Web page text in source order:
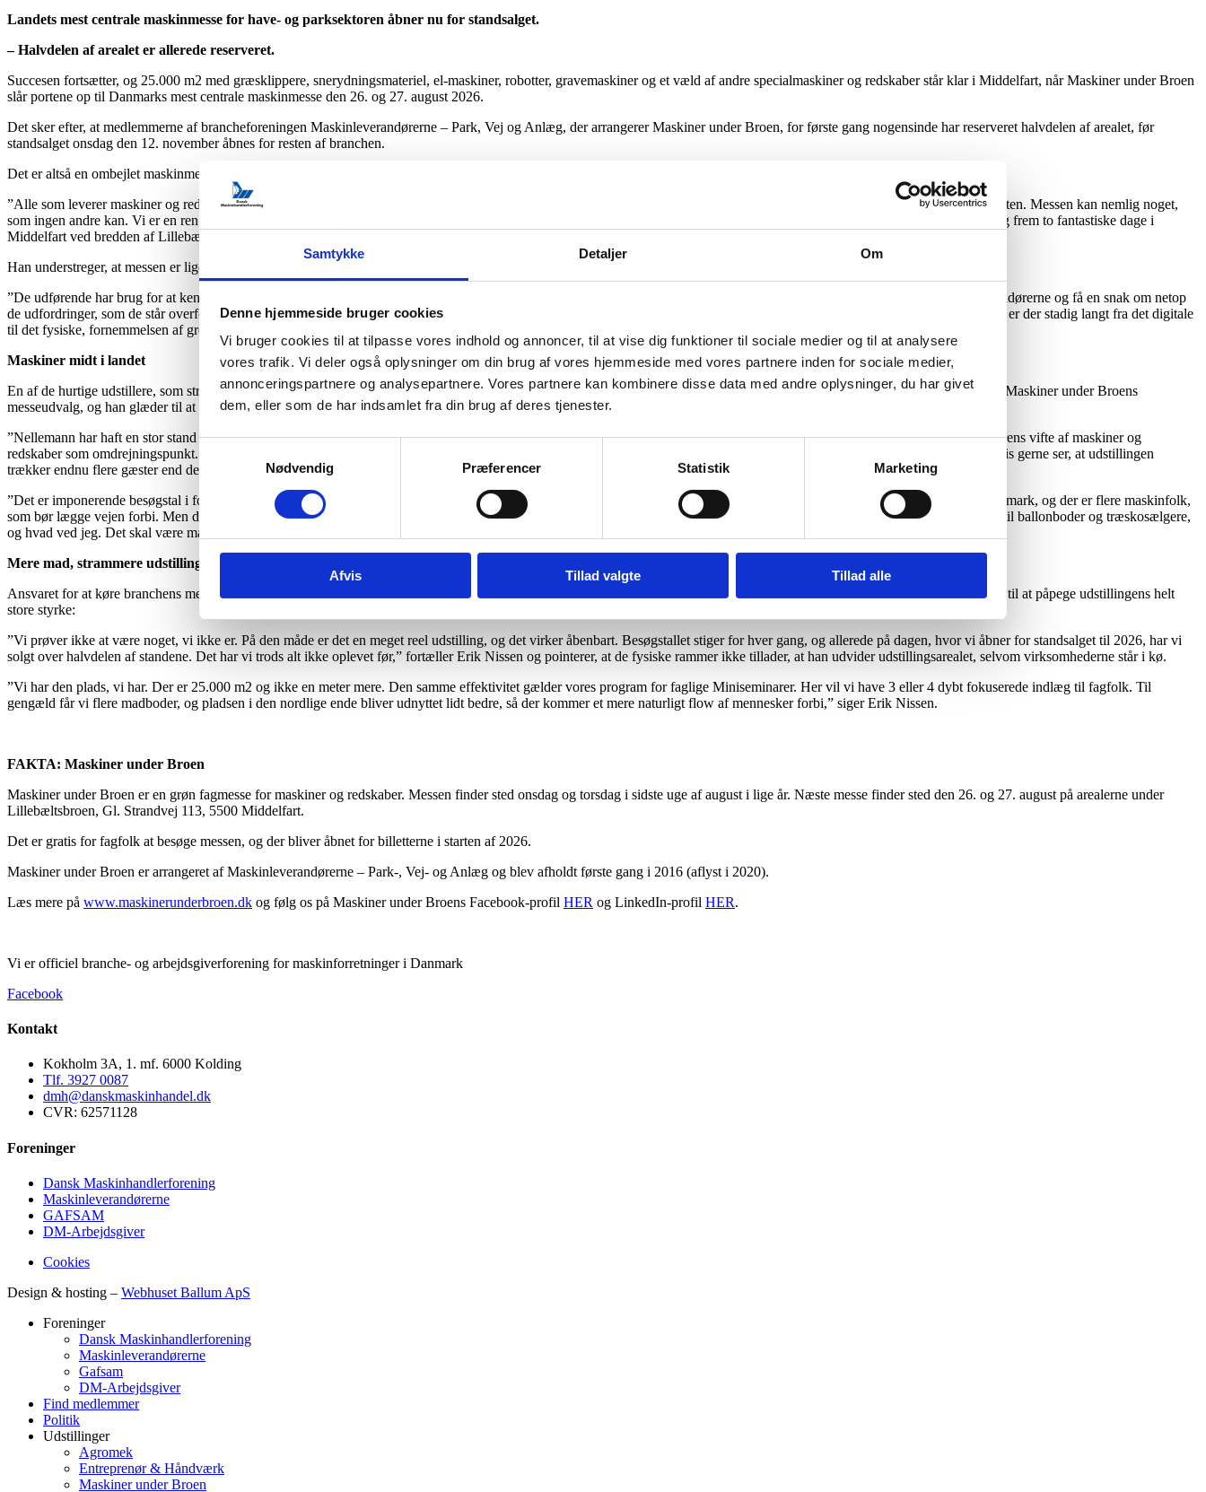
Samtykke Detaljer Om
Denne hjemmeside bruger cookies
Vi bruger cookies til at tilpasse vores indhold og annoncer, til at vise dig funktioner til sociale medier og til at analysere
vores trafik. Vi deler også oplysninger om din brug af vores hjemmeside med vores partnere inden for sociale medier,
annonceringspartnere og analysepartnere. Vores partnere kan kombinere disse data med andre oplysninger, du har givet
dem, eller som de har indsamlet fra din brug af deres tjenester.
Nødvendig
Præferencer Statistik Marketing
Afvis Tillad valgte Tillad alle
Landets mest centrale maskinmesse for have- og parksektoren åbner nu for standsalget.
– Halvdelen af arealet er allerede reserveret.
Succesen fortsætter, og 25.000 m2 med græsklippere, snerydningsmateriel, el-maskiner, robotter, gravemaskiner og et væld af andre specialmaskiner og redskaber står klar i Middelfart, når Maskiner under Broen
slår portene op til Danmarks mest centrale maskinmesse den 26. og 27. august 2026.
Det sker efter, at medlemmerne af brancheforeningen Maskinleverandørerne – Park, Vej og Anlæg, der arrangerer Maskiner under Broen, for første gang nogensinde har reserveret halvdelen af arealet, før
standsalget onsdag den 12. november åbnes for resten af branchen.
Det er altså en ombejlet maskinmesse, som nu melder klar, mener formand Lasse Lindholm fra Maskinleverandørerne – Park, Vej & Anlæg.
”Alle som leverer maskiner og redskaber til kommunernes vej- og parkafdelinger, greenkeepere, groundsmen, anlægsgartnere og mindre entreprenører kommer til at være på pletten. Messen kan nemlig noget,
som ingen andre kan. Vi er en ren maskinmesse til have- og parksegmentet, og vi ligger så tilpas centralt, at ingen maskinfolk med god samvittighed kan blive væk. Derfor ser jeg frem to fantastiske dage i
Middelfart ved bredden af Lillebælt i sensommeren 2026,” siger Lasse Lindholm, der desuden er indehaver af Lindholm Maskiner A/S.
Han understreger, at messen er lige relevant, uanset om dit job er at køre maskiner eller købe maskiner.
”De udførende har brug for at kende mulighederne og give deres organisationer feedback, og de forskellige lag af beslutningstagere og indkøbere har brug for at tale med leverandørerne og få en snak om netop
de udfordringer, som de står overfor i hverdagen – både praktisk, økonomisk og teknologisk. Og her kan ChatGPT og andre AI-tjenester altså ikke hjælpe dig. I maskinbranchen er der stadig langt fra det digitale
til det fysiske, fornemmelsen af grejet, ergonomien, udsynet fra kabinen, følelsen af materialerne og ikke mindst dialogen mellem erfarne fagfolk,” pointerer Lasse Lindholm.
Maskiner midt i landet
En af de hurtige udstillere, som straks købte 750 m2 standplads til Maskiner under Broen 2026, er Nellemann Machinery. Her er direktør Kristian Refnov samtidig nyt medlem i Maskiner under Broens
messeudvalg, og han glæder til at komme i arbejdstøjet for landets mest centrale maskinmesse.
”Nellemann har haft en stor stand på samtlige udgaver af Maskiner under Broen. Det skyldes ganske enkelt, at der ikke findes andre udstillinger, der har hele have- og parksektorens vifte af maskiner og
redskaber som omdrejningspunkt. Det er en superfokuseret messe, og jeg gik ind i udvalget for at være med til at videreudvikle succesen,” siger Kristian Refnov, som eksempelvis gerne ser, at udstillingen
trækker endnu flere gæster end de 3.699 fagfolk, som besøgte seneste Maskiner under Broen i 2024.
”Det er imponerende besøgstal i forhold til hvor ny udstillingen er, men jeg mener, at vi kan gøre det endnu bedre. Messen ligger jo enormt godt, ikke mindst i forhold til Vestdanmark, og der er flere maskinfolk,
som bør lægge vejen forbi. Men det allervigtigste er selvfølgelig, at vi holder fokusset helt stramt på at være en maskinudstilling. Vi skal ikke få ”volumensyge” og sælge stande til ballonboder og træskosælgere,
og hvad ved jeg. Det skal være maskiner, redskaber og fagfolk,” fastslår Kristian Refnov.
Mere mad, strammere udstillingsareal
Ansvaret for at køre branchens mest centrale maskinmesse i stilling tilfalder igen udstillingsleder Erik Nissen. Den kasket har han båret siden opstarten i 2016, og han er ikke sen til at påpege udstillingens helt
store styrke:
”Vi prøver ikke at være noget, vi ikke er. På den måde er det en meget reel udstilling, og det virker åbenbart. Besøgstallet stiger for hver gang, og allerede på dagen, hvor vi åbner for standsalget til 2026, har vi
solgt over halvdelen af standene. Det har vi trods alt ikke oplevet før,” fortæller Erik Nissen og pointerer, at de fysiske rammer ikke tillader, at han udvider udstillingsarealet, selvom virksomhederne står i kø.
”Vi har den plads, vi har. Der er 25.000 m2 og ikke en meter mere. Den samme effektivitet gælder vores program for faglige Miniseminarer. Her vil vi have 3 eller 4 dybt fokuserede indlæg til fagfolk. Til
gengæld får vi flere madboder, og pladsen i den nordlige ende bliver udnyttet lidt bedre, så der kommer et mere naturligt flow af mennesker forbi,” siger Erik Nissen.
FAKTA: Maskiner under Broen
Maskiner under Broen er en grøn fagmesse for maskiner og redskaber. Messen finder sted onsdag og torsdag i sidste uge af august i lige år. Næste messe finder sted den 26. og 27. august på arealerne under
Lillebæltsbroen, Gl. Strandvej 113, 5500 Middelfart.
Det er gratis for fagfolk at besøge messen, og der bliver åbnet for billetterne i starten af 2026.
Maskiner under Broen er arrangeret af Maskinleverandørerne – Park-, Vej- og Anlæg og blev afholdt første gang i 2016 (aflyst i 2020).
Læs mere på www.maskinerunderbroen.dk og følg os på Maskiner under Broens Facebook-profil HER og LinkedIn-profil HER.
Vi er officiel branche- og arbejdsgiverforening for maskinforretninger i Danmark
Facebook
Kontakt
Kokholm 3A, 1. mf. 6000 Kolding
Tlf. 3927 0087
dmh@danskmaskinhandel.dk
CVR: 62571128
Foreninger
Dansk Maskinhandlerforening
Maskinleverandørerne
GAFSAM
DM-Arbejdsgiver
Cookies
Design & hosting – Webhuset Ballum ApS
Foreninger
Dansk Maskinhandlerforening
Maskinleverandørerne
Gafsam
DM-Arbejdsgiver
Find medlemmer
Politik
Udstillinger
Agromek
Entreprenør & Håndværk
Maskiner under Broen